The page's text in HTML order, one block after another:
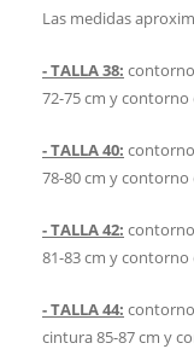
Las medidas
- TALLA 38:
72-75 cm y contorno
- TALLA 40:
78-80 cm y contorno
- TALLA 42:
81-83 cm y contorno
- TALLA 44:
cintura 85-87 cm y